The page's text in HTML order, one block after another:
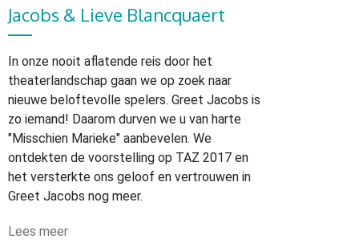
Jacobs & Lieve Blancquaert
In onze nooit aflatende reis door het
theaterlandschap gaan we op zoek naar
nieuwe beloftevolle spelers. Greet Jacobs is
zo iemand! Daarom durven we u van harte
"Misschien Marieke" aanbevelen. We
ontdekten de voorstelling op TAZ 2017 en
het versterkte ons geloof en vertrouwen in
Greet Jacobs nog meer.
Lees meer